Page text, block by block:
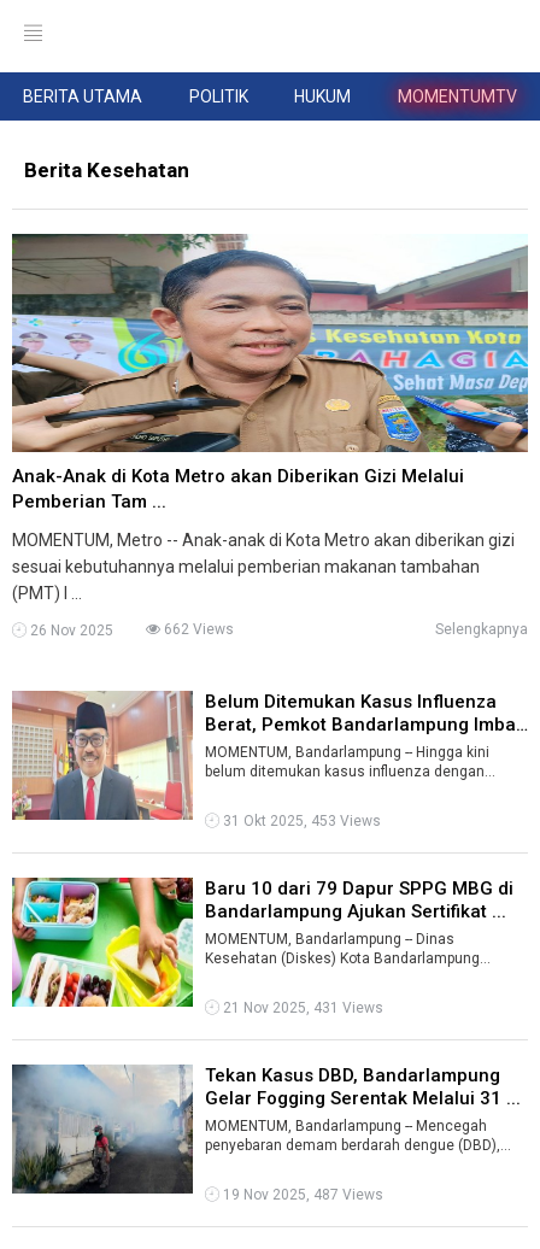
BERITA UTAMA POLITIK HUKUM MOMENTUMTV
Berita Kesehatan
Anak-Anak di Kota Metro akan Diberikan Gizi Melalui
Pemberian Tam ...
MOMENTUM, Metro -- Anak-anak di Kota Metro akan diberikan gizi
sesuai kebutuhannya melalui pemberian makanan tambahan
(PMT) l ...
26 Nov 2025 662 Views Selengkapnya
Belum Ditemukan Kasus Influenza
Berat, Pemkot Bandarlampung Imbau
...
MOMENTUM, Bandarlampung -- Hingga kini
belum ditemukan kasus influenza dengan
Keseh ...
31 Okt 2025, 453 Views
Baru 10 dari 79 Dapur SPPG MBG di
Bandarlampung Ajukan Sertifikat ...
MOMENTUM, Bandarlampung -- Dinas
Kesehatan (Diskes) Kota Bandarlampung
Pelayanan Pemenu ...
21 Nov 2025, 431 Views
Tekan Kasus DBD, Bandarlampung
Gelar Fogging Serentak Melalui 31 ...
MOMENTUM, Bandarlampung -- Mencegah
penyebaran demam berdarah dengue (DBD),
fogging s ...
19 Nov 2025, 487 Views